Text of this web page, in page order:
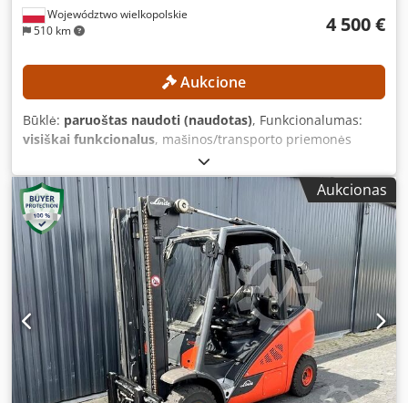
Województwo wielkopolskie
510 km
4 500 €
Aukcione
Būklė: paruoštas naudoti (naudotas), Funkcionalumas:
visiškai funkcionalus, mašinos/transporto priemonės
, Gamybos metai:
valandos:14 745 h, keliamoji galia:3 000 kg, kėlimo
aukštis: 3 500 mm, stiebo tipas: simpleksas
, Įranga:
šoninis poslinkis, Minimalios kainos nėra – garantuojamas
pardavimas už aukščiausią pasiūlytą kainą! TECHNINĖS
CHARAKTERISTIKOS Keltuvės talpa: 3 000 kg Kėlimo
aukštis: 3 500 mm Bendras aukštis: 2 422 mm Krovinių
svorio centro atstumas: 600 mm MAŠINŲ
CHARAKTERISTIKOS Dkedpfx Abezrgb Nslor Stiebo tipas:
Simplex Degalų tipas: Elektrinis Nominali galia: 12 kW ISO
klasė: 3 (2 500–4 999 kg) Akumuliatoriaus įtampa: 80 V
Eksploatavimo valandos: 14 745 val. ĮRANGA Šoninis
poslinkis 3-iasis vožtuvas 4-asis vožtuvas Šildytuvas Visa
Aukcionas